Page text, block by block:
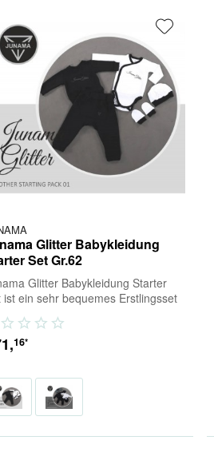
Glitter Babykleidung
Set Gr.62
Glitter Babykleidung Starter
ist ein sehr bequemes Erstlingsset
reiner Baumwolle. Passend zur
,16*